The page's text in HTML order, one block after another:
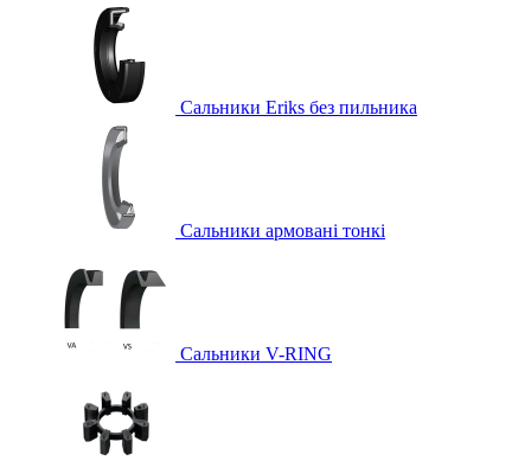
Сальники Eriks без пильника
Сальники армовані тонкі
Сальники V-RING